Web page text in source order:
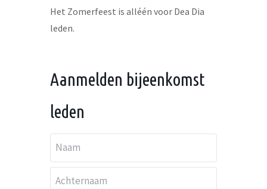
Het Zomerfeest is alléén voor Dea Dia
leden.
Aanmelden bijeenkomst
leden
N
a
Voornaam